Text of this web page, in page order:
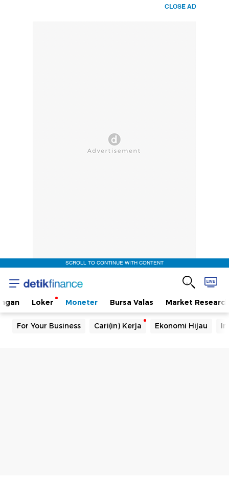
CLOSE AD
SCROLL TO CONTINUE WITH CONTENT
Loker Moneter Bursa Valas Market Research
For Your Business Cari(in) Kerja Ekonomi Hijau